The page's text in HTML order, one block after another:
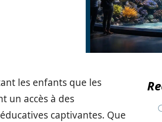
les enfants que les
un accès à des
captivantes. Que